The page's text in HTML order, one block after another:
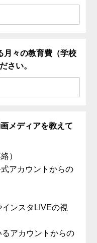
月々の教育費（学校
さい。
メディアを教えて
）
アカウントからの
ンスタLIVEの視
るアカウントからの